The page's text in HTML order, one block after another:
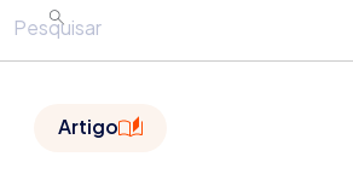
Artigo